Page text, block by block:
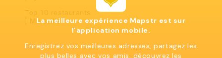
| Marseille
La meilleure expérience Mapstr est sur
l'application mobile.
Enregistrez vos meilleures adresses, partagez les
plus belles avec vos amis, découvrez les